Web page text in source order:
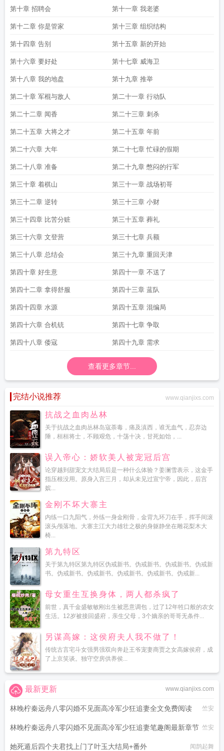
第十章 招聘会 第十一章 我老婆
第十二章 你是管家 第十三章 组织结构
第十四章 告别 第十五章 新的开始
第十六章 要好处 第十七章 威海卫
第十八章 我的地盘 第十九章 推举
第二十章 军棍与敌人 第二十一章 行动队
第二十二章 闻香 第二十三章 刺杀
第二十五章 大将之才 第二十五章 年前
第二十六章 大年 第二十七章 忙碌的假期
第二十八章 准备 第二十九章 憋闷的行军
第三十章 着棋山 第三十一章 战场初哥
第三十二章 逆转 第三十三章 小财
第三十四章 比苦分赃 第三十五章 葬礼
第三十六章 文登营 第三十七章 兵额
第三十八章 总结会 第三十九章 重回天津
第四十章 好生意 第四十一章 不送了
第四十二章 拿得舒服 第四十三章 蓝队
第四十四章 水源 第四十五章 混编局
第四十六章 合机铳 第四十七章 争取
第四十八章 倭寇 第四十九章 需求
查看更多章节...
完结小说推荐 www.qianjixs.com
抗战之血肉丛林
关于抗战之血肉丛林岛寇荼毒，痛及滇西，谁无血气，忍弃边
陲，桓桓将士，不顾艰危，十荡十决，甘死如饴，...
误入帝心：娇软美人被宠冠后宫
论穿越到甜宠文大结局后是一种什么体验？姜澜雪表示，这金手
指压根没用。原身入宫三月，却从未见过宣宁帝，因此，后宫
嫔...
金刚不坏大寨主
内练一口九阳气，外练一身金刚骨，金背九环刀在手，挥手间滚
滚头颅落地。大寨主江大力雄壮之极的身躯静坐在雕花梨木大
椅...
第九特区
关于第九特区第九特区伪戒新书。伪戒新书。伪戒新书。伪戒新
书。伪戒新书。伪戒新书。伪戒新书。伪戒新书。伪戒新...
母女重生互换身体，两人都杀疯了
前世，真千金盛敏敏刚出生被恶意调包，过了12年牲口般的农女
生活。12岁被接回盛府，亲生父母，3个嫡亲的哥哥无条件...
另谋高嫁：这侯府夫人我不做了！
传统古言宅斗女强男强双向奔赴王爷宠妻商贾之女高嫁侯府，成
了上京笑谈。独守空房供养侯...
www.qianjixs.com
最新更新
林晚柠秦远舟八零闪婚不见面高冷军少狂追妻全文免费阅读 竺安
林晚柠秦远舟八零闪婚不见面高冷军少狂追妻笔趣阁最新章节 竺安
她死遁后四个夫君找上门了叶玉大结局+番外 闻鹊起舞